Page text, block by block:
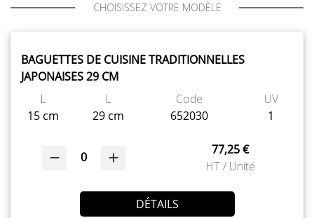
CHEF'S LIST
CHOISISSEZ VOTRE MODÈLE
BAGUETTES DE CUISINE TRADITIONNELLES
JAPONAISES 29 CM
L
15 cm
L
29 cm
Code
652030
UV
1
0
77,25 €
HT / Unité
DÉTAILS